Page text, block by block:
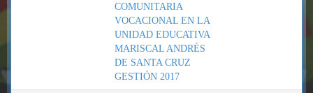
COMUNITARIA
VOCACIONAL EN LA
UNIDAD EDUCATIVA
MARISCAL ANDRÉS
DE SANTA CRUZ
GESTIÓN 2017